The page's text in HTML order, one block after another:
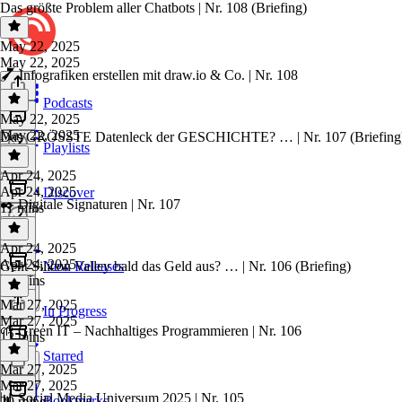
Podcasts
Playlists
Discover
New Releases
In Progress
Starred
Das größte Problem aller Chatbots | Nr. 108 (Briefing)
May 22, 2025
May 22, 2025
🖌 Infografiken erstellen mit draw.io & Co. | Nr. 108
May 22, 2025
May 22, 2025
Das GRÖSSTE Datenleck der GESCHICHTE? … | Nr. 107
Apr 24, 2025
Apr 24, 2025
11 mins
✒️ Digitale Signaturen | Nr. 107
Apr 24, 2025
Apr 24, 2025
31 mins
Geht Silicon Valley bald das Geld aus? … | Nr. 106 (Briefing)
Mar 27, 2025
Mar 27, 2025
12 mins
🌱 Green IT – Nachhaltiges Programmieren | Nr. 106
Mar 27, 2025
Mar 27, 2025
📊 Social Media Universum 2025 | Nr. 105